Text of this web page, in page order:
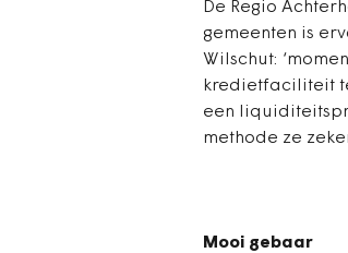
De Regio
gemeenten is
Wilschut:
kredietfaciliteit
een
methode ze
Mooi gebaar